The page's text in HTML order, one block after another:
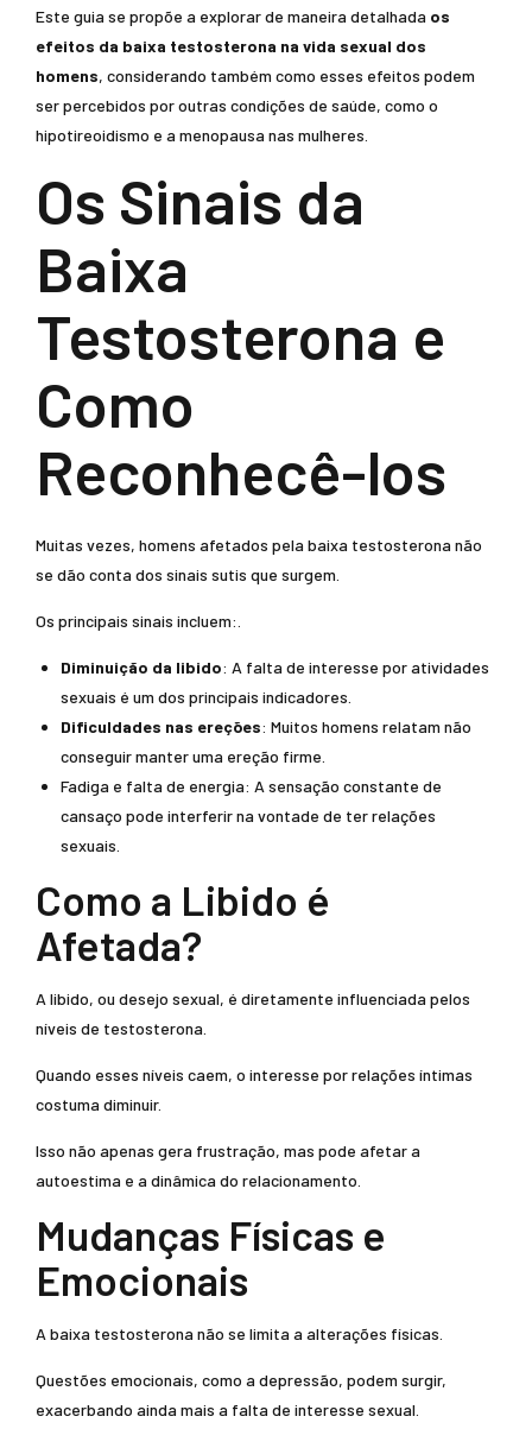
Este guia se propõe a explorar de maneira detalhada os
efeitos da baixa testosterona na vida sexual dos
homens, considerando também como esses efeitos podem
ser percebidos por outras condições de saúde, como o
hipotireoidismo e a menopausa nas mulheres.
Os Sinais da
Baixa
Testosterona e
Como
Reconhecê-los
Muitas vezes, homens afetados pela baixa testosterona não
se dão conta dos sinais sutis que surgem.
Os principais sinais incluem:.
Diminuição da libido: A falta de interesse por atividades
sexuais é um dos principais indicadores.
Dificuldades nas ereções: Muitos homens relatam não
conseguir manter uma ereção firme.
Fadiga e falta de energia: A sensação constante de
cansaço pode interferir na vontade de ter relações
sexuais.
Como a Libido é
Afetada?
A libido, ou desejo sexual, é diretamente influenciada pelos
níveis de testosterona.
Quando esses níveis caem, o interesse por relações íntimas
costuma diminuir.
Isso não apenas gera frustração, mas pode afetar a
autoestima e a dinâmica do relacionamento.
Mudanças Físicas e
Emocionais
A baixa testosterona não se limita a alterações físicas.
Questões emocionais, como a depressão, podem surgir,
exacerbando ainda mais a falta de interesse sexual.